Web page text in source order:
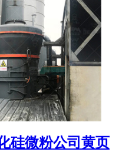
硅微粉公司黄页